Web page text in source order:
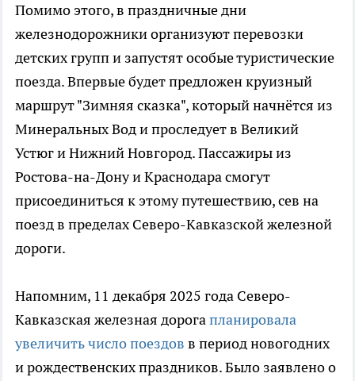
Помимо этого, в праздничные дни
железнодорожники организуют перевозки
детских групп и запустят особые туристические
поезда. Впервые будет предложен круизный
маршрут "Зимняя сказка", который начнётся из
Минеральных Вод и проследует в Великий
Устюг и Нижний Новгород. Пассажиры из
Ростова-на-Дону и Краснодара смогут
присоединиться к этому путешествию, сев на
поезд в пределах Северо-Кавказской железной
дороги.
Напомним, 11 декабря 2025 года Северо-
Кавказская железная дорогапланировала
увеличить число поездов в период новогодних
и рождественских праздников. Было заявлено о